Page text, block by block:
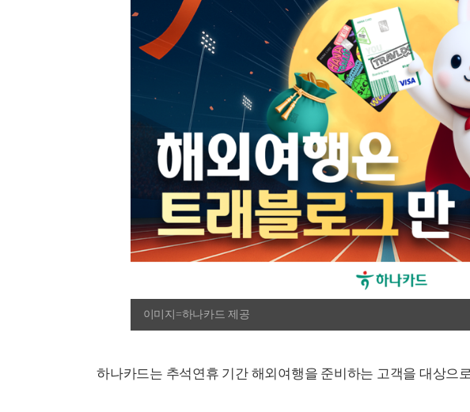
이미지=하나카드 제공
하나카드는 추석연휴 기간 해외여행을 준비하는 고객을 대상으